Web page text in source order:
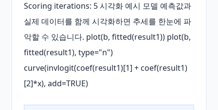
Scoring iterations: 5 시각화 예시 모델 예측값과
실제 데이터를 함께 시각화하면 추세를 한눈에 파
악할 수 있습니다. plot(b, fitted(result1)) plot(b,
fitted(result1), type="n")
curve(invlogit(coef(result1)[1] + coef(result1)
[2]*x), add=TRUE)